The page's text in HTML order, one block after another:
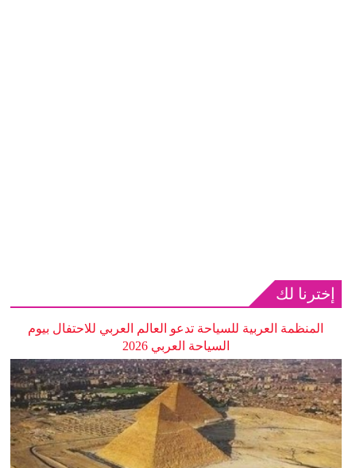
إخترنا لك
المنظمة العربية للسياحة تدعو العالم العربي للاحتفال بيوم
السياحة العربي 2026